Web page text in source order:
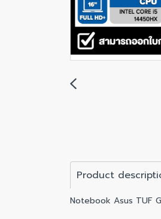
Product
Notebook Asus TUF